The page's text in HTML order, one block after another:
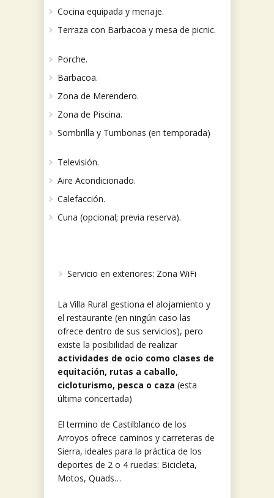
Cocina equipada y menaje.
Terraza con Barbacoa y mesa de picnic.
Porche.
Barbacoa.
Zona de Merendero.
Zona de Piscina.
Sombrilla y Tumbonas (en temporada)
Televisión.
Aire Acondicionado.
Calefacción.
Cuna (opcional; previa reserva).
Servicio en exteriores: Zona WiFi
La Villa Rural gestiona el alojamiento y
el restaurante (en ningún caso las
ofrece dentro de sus servicios), pero
existe la posibilidad de realizar
actividades de ocio como clases de
equitación, rutas a caballo,
cicloturismo, pesca o caza (esta
última concertada)
El termino de Castilblanco de los
Arroyos ofrece caminos y carreteras de
Sierra, ideales para la práctica de los
deportes de 2 o 4 ruedas: Bicicleta,
Motos, Quads…